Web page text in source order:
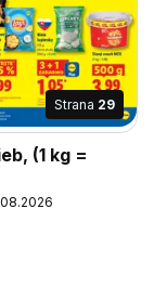
Strana 29
(1 kg =